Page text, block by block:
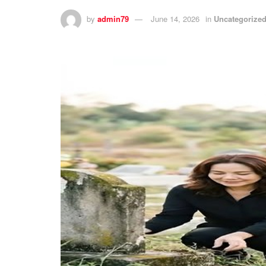
by admin79 June 14, 2026 in Uncategorized